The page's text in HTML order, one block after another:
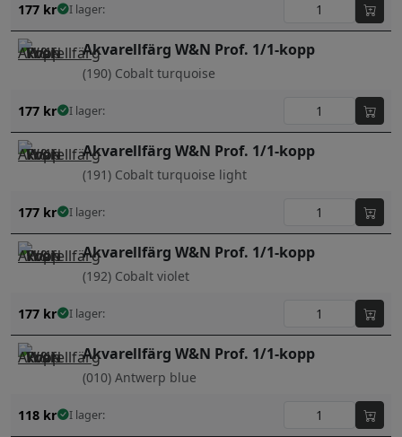
177 kr I lager:
Akvarellfärg W&N Prof. 1/1-kopp
(190) Cobalt turquoise
177 kr I lager:
Akvarellfärg W&N Prof. 1/1-kopp
(191) Cobalt turquoise light
177 kr I lager:
Akvarellfärg W&N Prof. 1/1-kopp
(192) Cobalt violet
177 kr I lager:
Akvarellfärg W&N Prof. 1/1-kopp
(010) Antwerp blue
118 kr I lager: